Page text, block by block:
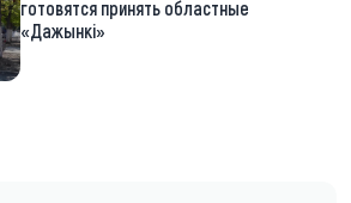
готовятся принять областные
«Дажынкі»